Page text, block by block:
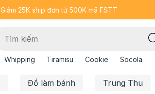
Giảm 25K ship đơn từ 500K mã FSTT
Whipping Tiramisu Cookie Socola
Đồ làm bánh Trung Thu